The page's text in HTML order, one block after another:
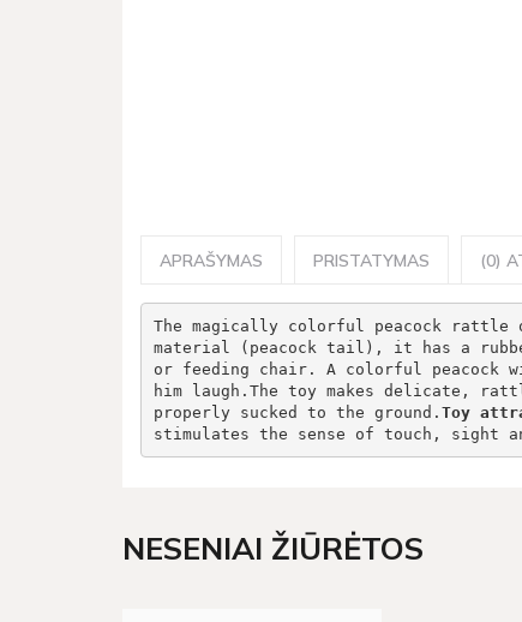
APRAŠYMAS PRISTATYMAS (0)
The magically colorful peacock
material (peacock tail), it has a
or feeding chair. A colorful peacock
him laugh.The toy makes delicate,
properly sucked to the ground. Toy
stimulates the sense of touch,
NESENIAI ŽIŪRĖTOS